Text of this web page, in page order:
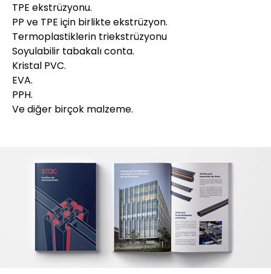
TPE ekstrüzyonu.
PP ve TPE için birlikte ekstrüzyon.
Termoplastiklerin triekstrüzyonu
Soyulabilir tabakalı conta.
Kristal PVC.
EVA.
PPH.
Ve diğer birçok malzeme.